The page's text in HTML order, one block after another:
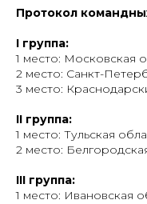
Протокол
I группа:
1 место: Московская
2 место: Санкт-
3 место:
II группа:
1 место: Тульская
2 место:
III группа:
1 место: Ивановская